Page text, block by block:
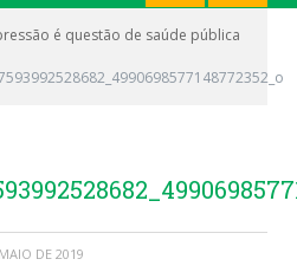
é questão de saúde pública
DE 2019